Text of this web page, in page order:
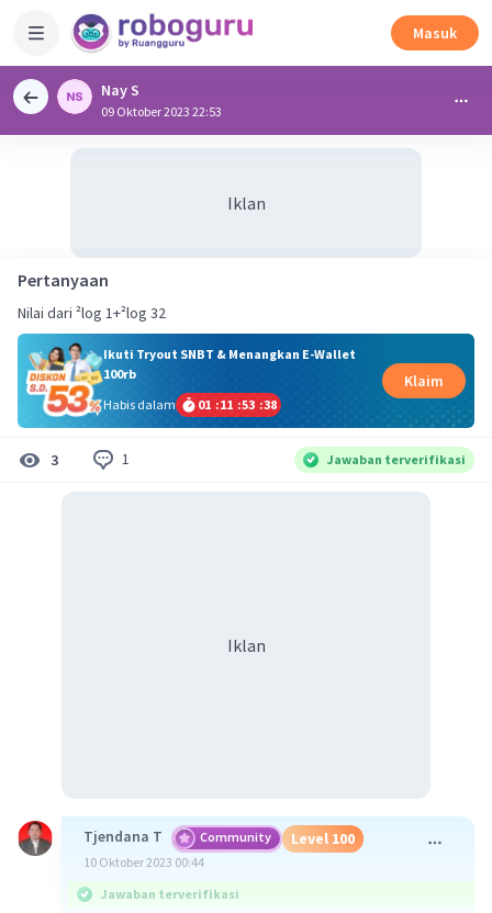
Masuk
Nay S
09 Oktober 2023 22:53
Iklan
Pertanyaan
Nilai dari ²log 1+²log 32
Ikuti Tryout SNBT & Menangkan E-Wallet
100rb
Habis dalam
01 :11 :53 :38
Klaim
3 1 Jawaban terverifikasi
Iklan
Tjendana T Community Level 100
10 Oktober 2023 00:44
Jawaban terverifikasi